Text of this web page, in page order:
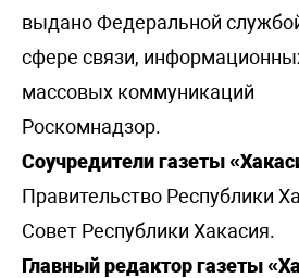
выдано Федеральной
сфере связи,
массовых коммуникаций
Роскомнадзор.
Соучредители газеты
Правительство Республики
Совет Республики Хакасия.
Главный редактор газеты